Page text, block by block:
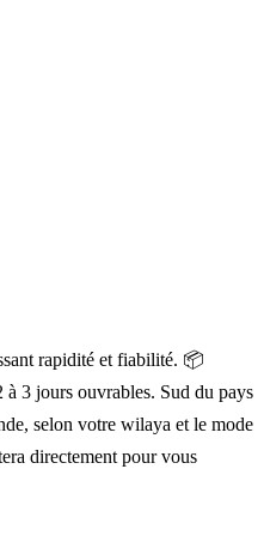
rapidité et fiabilité. 📦
3 jours ouvrables. Sud du pays
selon votre wilaya et le mode
directement pour vous